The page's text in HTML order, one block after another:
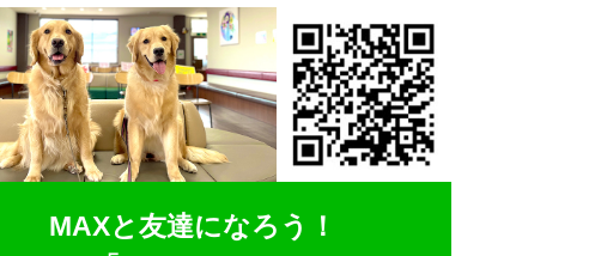
MAXと友達になろう！